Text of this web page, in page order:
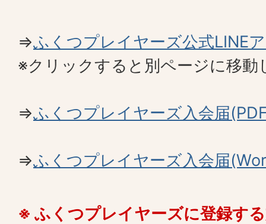
⇒ふくつプレイヤーズ公式LINE
※クリックすると別ページに移動
⇒ふくつプレイヤーズ入会届
⇒ふくつプレイヤーズ入会届
※ ふくつプレイヤーズに登録す